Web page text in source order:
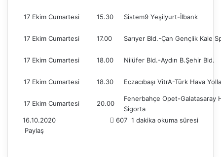
17 Ekim Cumartesi 15.30 Sistem9 Yeşilyurt-İlbank
17 Ekim Cumartesi 17.00 Sarıyer Bld.-Çan Gençlik Kale
17 Ekim Cumartesi 18.00 Nilüfer Bld.-Aydın B.Şehir Bld.
17 Ekim Cumartesi 18.30 Eczacıbaşı VitrA-Türk Hava
17 Ekim Cumartesi 20.00
Fenerbahçe Opet-Galatasaray
Sigorta
16.10.2020
607 1 dakika okuma süresi
Paylaş